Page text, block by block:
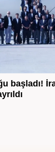
başladı!